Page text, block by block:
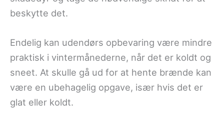
beskytte det.
Endelig kan udendørs opbevaring være mindre
praktisk i vintermånederne, når det er koldt og
sneet. At skulle gå ud for at hente brænde kan
være en ubehagelig opgave, især hvis det er
glat eller koldt.